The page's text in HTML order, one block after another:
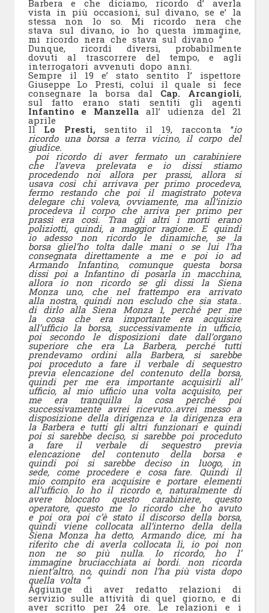
Barbera e che diciamo, ricordo d’ averla
vista in più occasioni, sul divano, se e’ la
stessa non lo so. Mi ricordo nera che
stava sul divano, io ho questa immagine,
mi ricordo nera che stava sul divano ”
Dunque, ricordi diversi, probabilmente
dovuti al trascorrere del tempo, e agli
interrogatori avvenuti dopo anni.
Sempre il 19 e’ stato sentito l’ ispettore
Giuseppe Lo Presti, colui il quale si fece
consegnare la borsa dal Cap. Arcangioli,
sul fatto erano stati sentiti gli agenti
Infantino e Manzella all’ udienza del 21
aprile
Il Lo Presti,sentito il 19, racconta “io
ricordo una borsa a terra vicino, il corpo del
giudice.
poi ricordo di aver fermato un carabiniere
che l’aveva prelevata e io dissi stiamo
procedendo noi allora per prassi, allora si
usava così chi arrivava per primo procedeva,
fermo restando che poi il magistrato poteva
delegare chi voleva, ovviamente, ma all’inizio
procedeva il corpo che arriva per primo per
prassi era così. Traa gli altri i morti erano
poliziotti, quindi, a maggior ragione. E quindi
io adesso non ricordo le dinamiche, se la
borsa gliel’ho tolta dalle mani o se lui l’ha
consegnata direttamente a me e poi io ad
Armando Infantino, comunque questa borsa
dissi poi a Infantino di posarla in macchina,
allora io non ricordo se gli dissi la Siena
Monza uno, che nel frattempo era arrivato
alla nostra, quindi non escludo che sia stata..
di dirlo alla Siena Monza 1, perché per me
la cosa che era importante era acquisire
all’ufficio la borsa, successivamente in ufficio,
poi secondo le disposizioni date dall’organo
superiore che era La Barbera, perché tutti
prendevamo ordini alla Barbera, si sarebbe
poi proceduto a fare il verbale di sequestro
previa elencazione del contenuto della borsa,
quindi per me era importante acquisirli all’
ufficio, al mio ufficio una volta acquisito, per
me era tranquilla la cosa perché poi
successivamente avrei ricevuto..avrei messo a
disposizione della dirigenza e la dirigenza era
la Barbera e tutti gli altri funzionari e quindi
poi si sarebbe deciso, si sarebbe poi proceduto
a fare il verbale di sequestro previa
elencazione del contenuto della borsa e
quindi poi si sarebbe deciso in luogo, in
sede, come procedere e cosa fare. Quindi il
mio compito era acquisire e portare elementi
all’ufficio. Io ho il ricordo e, naturalmente di
avere bloccato questo carabiniere, questo
operatore, questo me lo ricordo che ho avuto
e poi ora poi c’è stato il discorso della borsa,
quindi viene collocata all’interno della della
Siena Monza ha detto, Armando dice, mi ha
riferito che di averla collocata lì, io poi non
non ne so più nulla. Io ricordo, ho l’
immagine bruciacchiata ai bordi. non ricorda
nient’altro, no, quindi non l’ha più vista dopo
quella volta “
Aggiunge di aver redatto relazioni di
servizio sulle attività di quel giorno, e di
aver scritto per 24 ore. Le relazioni e i